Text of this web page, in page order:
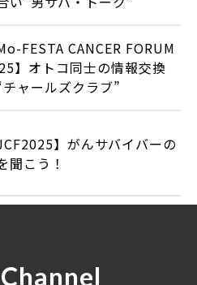
FESTA CANCER FORUM
】オトコ同士の情報交換
チャールズクラブ”
JCF2025】がんサバイバーの
聞こう！